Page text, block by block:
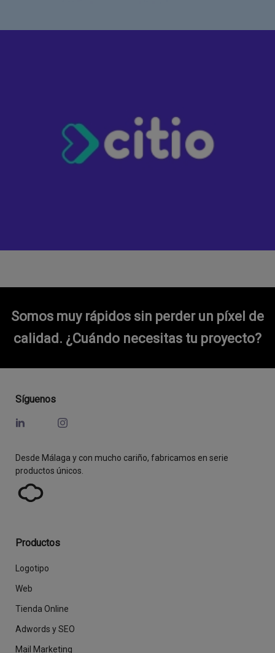
Somos muy rápidos sin perder un píxel de
calidad. ¿Cuándo necesitas tu proyecto?
Síguenos
Desde Málaga y con mucho cariño, fabricamos en serie
productos únicos.
Productos
Logotipo
Web
Tienda Online
Adwords y SEO
Mail Marketing